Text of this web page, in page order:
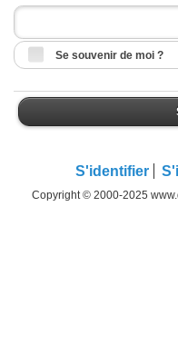
Se souvenir de moi ?
S'identifier
Copyright © 2000-2025